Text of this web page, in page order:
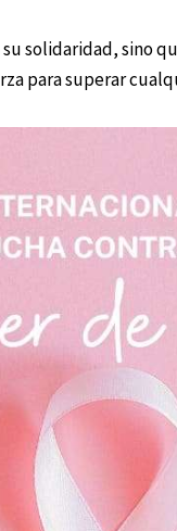
solidaridad, sino
para superar